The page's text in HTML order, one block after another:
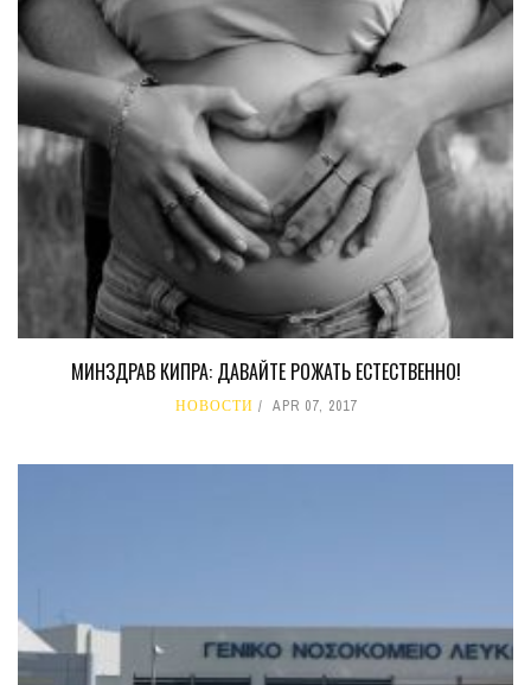
МИНЗДРАВ КИПРА: ДАВАЙТЕ РОЖАТЬ ЕСТЕСТВЕННО!
НОВОСТИ APR 07, 2017